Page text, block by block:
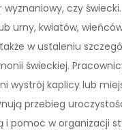
czy
urny, kwiatów,
w ustaleniu
świeckiej.
wystrój kaplicy lub
przebieg
i pomoc w organizacji